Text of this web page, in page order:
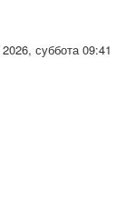
суббота 09:41